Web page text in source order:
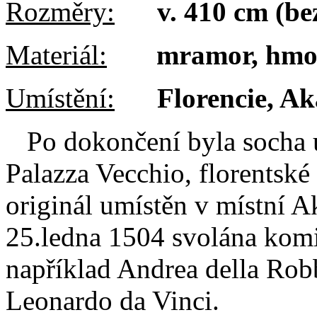
Rozměry:
v. 410 cm
Materiál:
mramor,
Umístění:
Florencie,
Po dokončení byla socha
Palazza Vecchio,
originál umístěn v místní
25.ledna 1504 svolána
například Andrea della
Leonardo da Vinci.